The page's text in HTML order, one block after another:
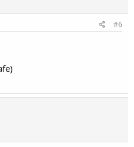
#6